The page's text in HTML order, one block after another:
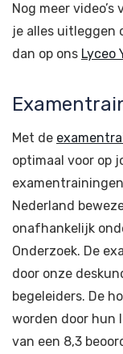
Nog meer
je alles uitleggen
dan op ons Lyceo
Met de
optimaal voor op
Nederland
onafhankelijk
Onderzoek. De
door onze
begeleiders. De
worden door hun
van een 8,3